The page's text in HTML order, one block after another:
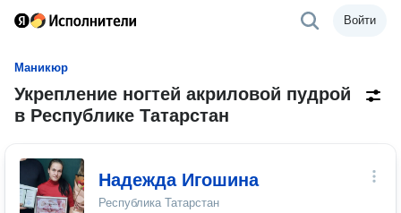
Войти
Маникюр
Укрепление ногтей акриловой пудрой
в Республике Татарстан
Надежда Игошина
Республика Татарстан